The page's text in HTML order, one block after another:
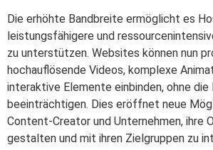
Die erhöhte Bandbreite ermöglicht es
leistungsfähigere und
zu unterstützen. Websites können nun
hochauflösende Videos, komplexe
interaktive Elemente einbinden, ohne
beeinträchtigen. Dies eröffnet neue
Content-Creator und Unternehmen, ihre
gestalten und mit ihren Zielgruppen zu